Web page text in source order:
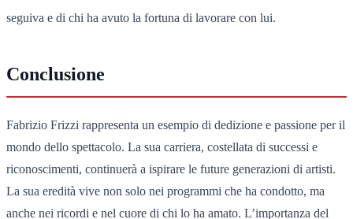
seguiva e di chi ha avuto la fortuna di lavorare con lui.
Conclusione
Fabrizio Frizzi rappresenta un esempio di dedizione e passione per il
mondo dello spettacolo. La sua carriera, costellata di successi e
riconoscimenti, continuerà a ispirare le future generazioni di artisti.
La sua eredità vive non solo nei programmi che ha condotto, ma
anche nei ricordi e nel cuore di chi lo ha amato. L’importanza del